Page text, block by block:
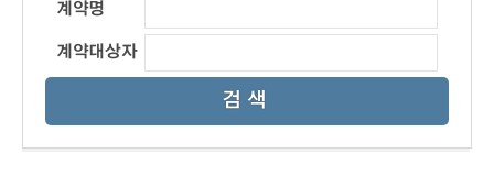
계약명
계약대상자